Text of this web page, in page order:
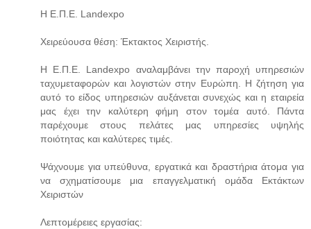
Η Ε.Π.Ε. Landexpo
Χειρεύουσα θέση: Έκτακτος Χειριστής.
Η Ε.Π.Ε. Landexpo αναλαμβάνει την παροχή υπηρεσιών
ταχυμεταφορών και λογιστών στην Ευρώπη. Η ζήτηση για
αυτό το είδος υπηρεσιών αυξάνεται συνεχώς και η εταιρεία
μας έχει την καλύτερη φήμη στον τομέα αυτό. Πάντα
παρέχουμε στους πελάτες μας υπηρεσίες υψηλής
ποιότητας και καλύτερες τιμές.
Ψάχνουμε για υπεύθυνα, εργατικά και δραστήρια άτομα για
να σχηματίσουμε μια επαγγελματική ομάδα Εκτάκτων
Χειριστών
Λεπτομέρειες εργασίας: